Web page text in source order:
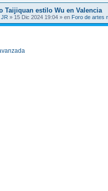
Taijiquan estilo Wu en Valencia
JR » 15 Dic 2024 19:04 » en Foro de artes